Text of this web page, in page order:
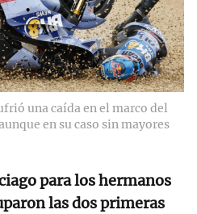
una caída en el marco del
en su caso sin mayores
para los hermanos
las dos primeras